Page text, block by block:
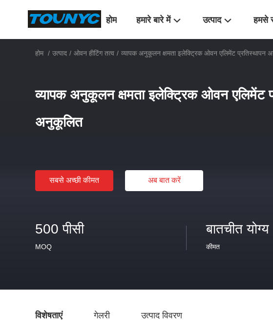
होम हमारे बारे में उत्पाद हमसे
होम / उत्पाद / ओवन हीटिंग तत्व / व्यापक अनुकूलन क्षमता इलेक्ट्रिक ओवन एलिमेंट प्रतिस्थापन
व्यापक अनुकूलन क्षमता इलेक्ट्रिक ओवन एलिमेंट
अनुकूलित
सबसे अच्छी कीमत अब बात करें
500 पीसी
MOQ
बातचीत योग्य
कीमत
विशेषताएं गेलरी उत्पाद विवरण